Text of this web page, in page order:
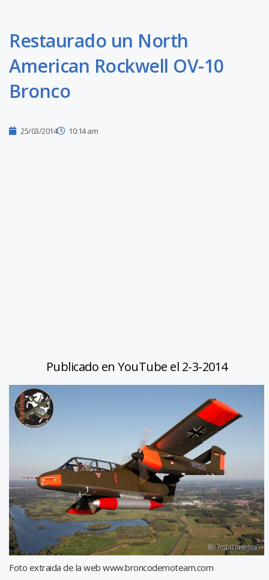
Restaurado un North
American Rockwell OV-10
Bronco
25/03/2014 10:14 am
Publicado en YouTube el 2-3-2014
Foto extraida de la web www.broncodemoteam.com